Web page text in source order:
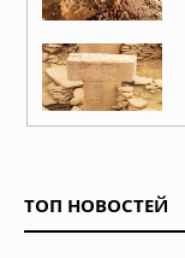
ТОП НОВОСТЕЙ